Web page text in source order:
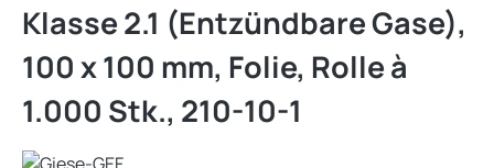
Klasse 2.1 (Entzündbare Gase),
100 x 100 mm, Folie, Rolle à
1.000 Stk., 210-10-1